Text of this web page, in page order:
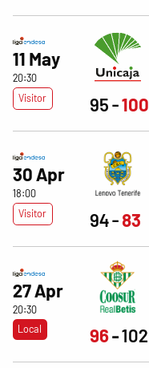
11 May
20:30
Visitor
95 100
30 Apr
18:00
Visitor
94 83
27 Apr
20:30
Local
96 102